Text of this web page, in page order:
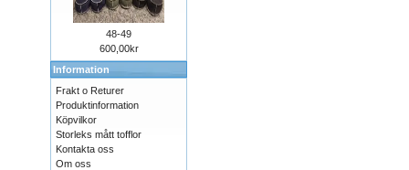
48-49
600,00kr
Information
Frakt o Returer
Produktinformation
Köpvilkor
Storleks mått tofflor
Kontakta oss
Om oss